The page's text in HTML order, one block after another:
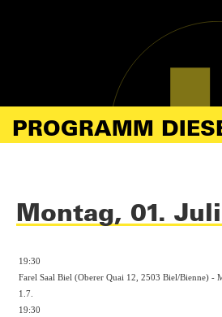
PROGRAMM
Montag, 01.
19:30
Farel Saal Biel (Oberer Quai 12, 2503 Biel/Bienne) -
1.7.
19:30